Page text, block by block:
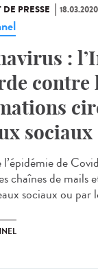
PRESSE 18.03.2020
:
contre
sociaux
l’épidémie de
chaînes de mails
sociaux ou par